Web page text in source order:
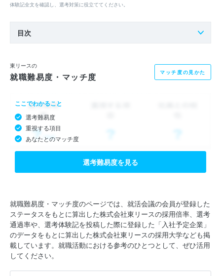
体験記全文を確認し、選考対策に役立ててください。
目次
東リースの
就職難易度・マッチ度 マッチ度の見かた
ここでわかること
選考難易度
重視する項目
あなたとのマッチ度
選考難易度を見る
就職難易度・マッチ度のページでは、就活会議の会員が登録した
ステータスをもとに算出した株式会社東リースの採用倍率、選考
通過率や、選考体験記を投稿した際に登録した「入社予定企業」
のデータをもとに算出した株式会社東リースの採用大学なども掲
載しています。就職活動における参考のひとつとして、ぜひ活用
してください。